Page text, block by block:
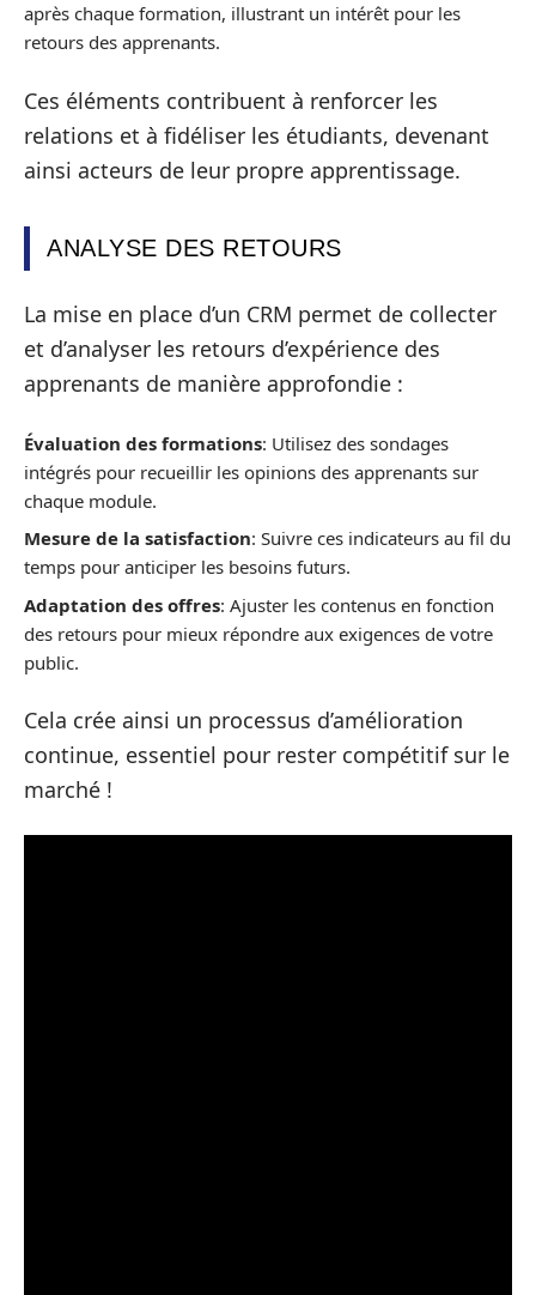
après chaque formation, illustrant un intérêt pour les
retours des apprenants.
Ces éléments contribuent à renforcer les
relations et à fidéliser les étudiants, devenant
ainsi acteurs de leur propre apprentissage.
ANALYSE DES RETOURS
La mise en place d’un CRM permet de collecter
et d’analyser les retours d’expérience des
apprenants de manière approfondie :
Évaluation des formations: Utilisez des sondages
intégrés pour recueillir les opinions des apprenants sur
chaque module.
Mesure de la satisfaction: Suivre ces indicateurs au fil du
temps pour anticiper les besoins futurs.
Adaptation des offres: Ajuster les contenus en fonction
des retours pour mieux répondre aux exigences de votre
public.
Cela crée ainsi un processus d’amélioration
continue, essentiel pour rester compétitif sur le
marché !